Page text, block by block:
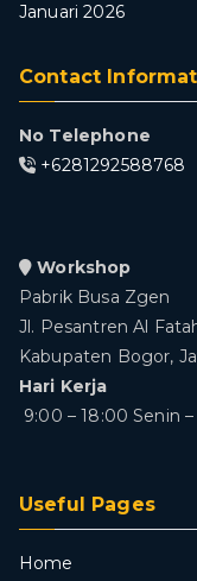
Januari 2026
Contact
No Telephone
+6281292588768
Workshop
Pabrik Busa Zgen
Jl. Pesantren Al
Kabupaten Bogor,
Hari Kerja
9:00 – 18:00 Senin
Useful Pages
Home